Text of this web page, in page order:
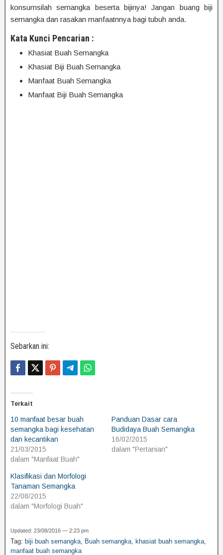
konsumsilah semangka beserta bijinya! Jangan buang biji
semangka dan rasakan manfaatnnya bagi tubuh anda.
Kata Kunci Pencarian :
Khasiat Buah Semangka
Khasiat Biji Buah Semangka
Manfaat Buah Semangka
Manfaat Biji Buah Semangka
Sebarkan ini:
Terkait
10 manfaat besar buah
semangka bagi kesehatan
dan kecantikan
21/03/2015
dalam "Manfaat Buah"
Panduan Dasar cara
Budidaya Buah Semangka
16/02/2015
dalam "Pertanian"
Klasifikasi dan Morfologi
Tanaman Semangka
22/08/2015
dalam "Morfologi Buah"
Updated: 23/08/2016 — 2:23 pm
Tag: biji buah semangka Buah semangka khasiat buah semangka
manfaat buah semangka